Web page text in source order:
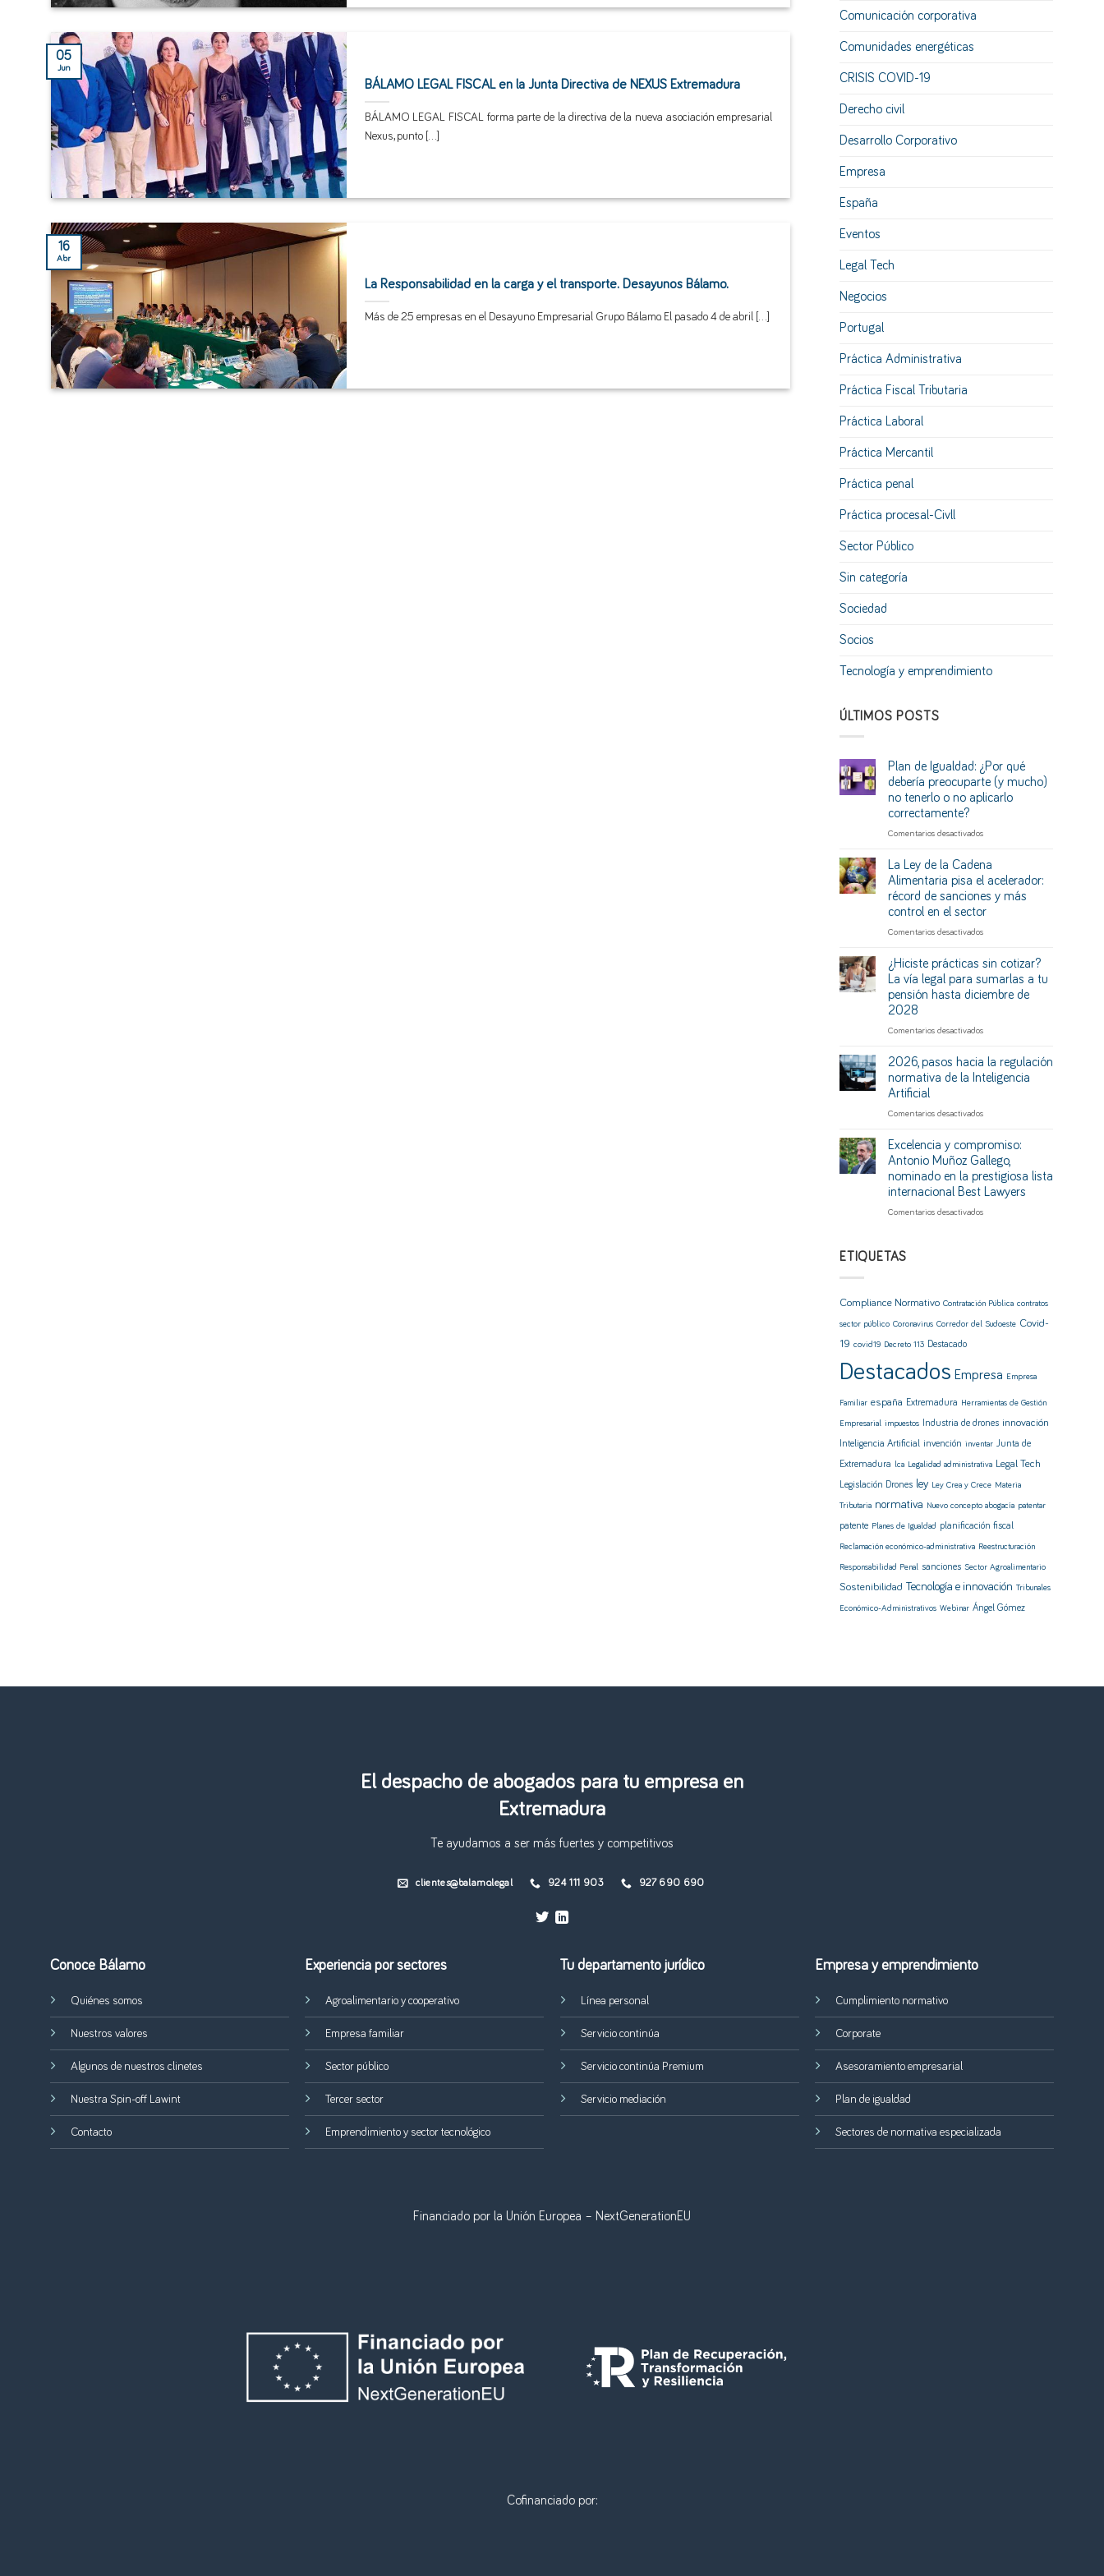
BÁLAMO LEGAL FISCAL en la Junta Directiva de NEXUS Extremadura
BÁLAMO LEGAL FISCAL forma parte de la directiva de la nueva asociación empresarial
Nexus, punto [...]
05
Jun
La Responsabilidad en la carga y el transporte. Desayunos Bálamo.
Más de 25 empresas en el Desayuno Empresarial Grupo Bálamo. El pasado 4 de abril [...]
16
Abr
Comunicación corporativa
Comunidades energéticas
CRISIS COVID-19
Derecho civil
Desarrollo Corporativo
Empresa
España
Eventos
Legal Tech
Negocios
Portugal
Práctica Administrativa
Práctica Fiscal Tributaria
Práctica Laboral
Práctica Mercantil
Práctica penal
Práctica procesal-Civll
Sector Público
Sin categoría
Sociedad
Socios
Tecnología y emprendimiento
ÚLTIMOS POSTS
Plan de Igualdad: ¿Por qué
debería preocuparte (y mucho)
no tenerlo o no aplicarlo
correctamente?
Comentarios desactivadosen
de
Igualdad:
qué
debería
preocuparte
mucho)
tenerlo
o
aplicarlo
La Ley de la Cadena
Alimentaria pisa el acelerador:
récord de sanciones y más
control en el sector
Comentarios desactivadosen
Ley
Cadena
pisa
acelerador:
récord
de
y
control
en
sector
¿Hiciste prácticas sin cotizar?
La vía legal para sumarlas a tu
pensión hasta diciembre de
2028
Comentarios desactivadosen
prácticas
sin
cotizar?
vía
para
sumarlas
tu
pensión
hasta
2026, pasos hacia la regulación
normativa de la Inteligencia
Artificial
Comentarios desactivadosen
pasos
hacia
regulación
normativa
de
Excelencia y compromiso:
Antonio Muñoz Gallego,
nominado en la prestigiosa lista
internacional Best Lawyers
Comentarios desactivadosen
nominado
en
internacional
Lawyers
ETIQUETAS
Compliance Normativo Contratación Pública contratos
sector público Coronavirus Corredor del Sudoeste Covid-
19 covid19 Decreto 113 Destacado
Destacados Empresa Empresa
Familiar españa Extremadura Herramientas de Gestión
Empresarial impuestos Industria de drones innovación
Inteligencia Artificial invención inventar Junta de
Extremadura
lca Legalidad administrativa Legal Tech
Legislación Drones ley Ley Crea y Crece Materia
Tributaria normativa Nuevo concepto abogacía patentar
patente Planes de Igualdad planificación fiscal
Reclamación económico-administrativa Reestructuración
Responsabilidad Penal sanciones Sector Agroalimentario
Sostenibilidad Tecnología e innovación Tribunales
Económico-Administrativos Webinar Ángel Gómez
El despacho de abogados para tu empresa en
Extremadura
Te ayudamos a ser más fuertes y competitivos
clientes@balamo.legal 924 111 903 927 690 690
Conoce Bálamo
Quiénes somos
Nuestros valores
Algunos de nuestros clinetes
Nuestra Spin-off Lawint
Contacto
Experiencia por sectores
Agroalimentario y cooperativo
Empresa familiar
Sector público
Tercer sector
Emprendimiento y sector tecnológico
Tu departamento jurídico
Línea personal
Servicio continúa
Servicio continúa Premium
Servicio mediación
Empresa y emprendimiento
Cumplimiento normativo
Corporate
Asesoramiento empresarial
Plan de igualdad
Sectores de normativa especializada
Financiado por la Unión Europea – NextGenerationEU
Cofinanciado por: